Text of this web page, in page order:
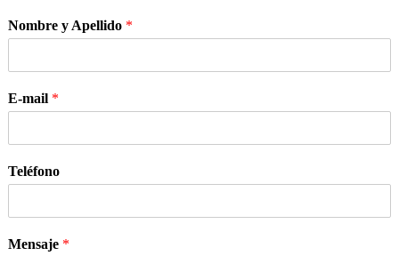
Nombre y Apellido *
E-mail *
Teléfono
Mensaje *